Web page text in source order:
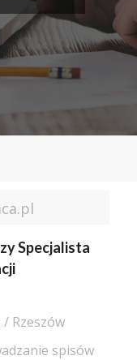
Specjalista
Rzeszów
spisów